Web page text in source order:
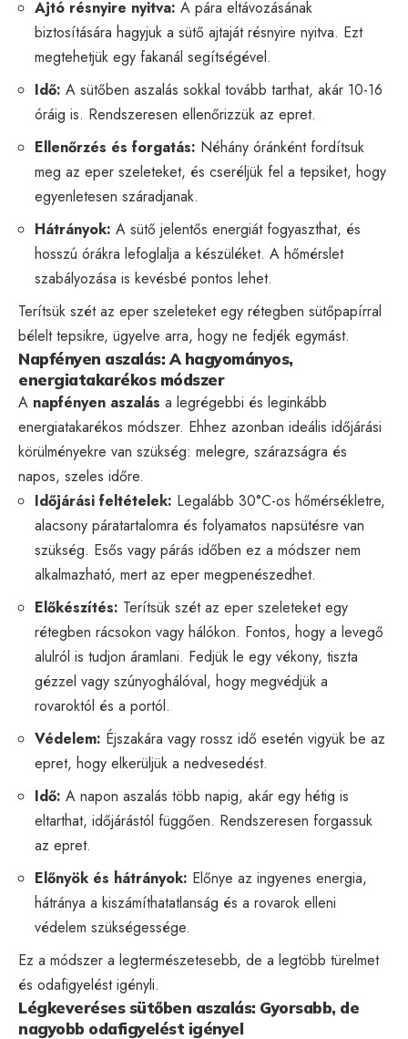
Ajtó résnyire nyitva: A pára eltávozásának
biztosítására hagyjuk a sütő ajtaját résnyire nyitva. Ezt
megtehetjük egy fakanál segítségével.
Idő: A sütőben aszalás sokkal tovább tarthat, akár 10-16
óráig is. Rendszeresen ellenőrizzük az epret.
Ellenőrzés és forgatás: Néhány óránként fordítsuk
meg az eper szeleteket, és cseréljük fel a tepsiket, hogy
egyenletesen száradjanak.
Hátrányok: A sütő jelentős energiát fogyaszthat, és
hosszú órákra lefoglalja a készüléket. A hőmérslet
szabályozása is kevésbé pontos lehet.
Terítsük szét az eper szeleteket egy rétegben sütőpapírral
bélelt tepsikre, ügyelve arra, hogy ne fedjék egymást.
Napfényen aszalás: A hagyományos,
energiatakarékos módszer
A napfényen aszalás a legrégebbi és leginkább
energiatakarékos módszer. Ehhez azonban ideális időjárási
körülményekre van szükség: melegre, szárazságra és
napos, szeles időre.
Időjárási feltételek: Legalább 30°C-os hőmérsékletre,
alacsony páratartalomra és folyamatos napsütésre van
szükség. Esős vagy párás időben ez a módszer nem
alkalmazható, mert az eper megpenészedhet.
Előkészítés: Terítsük szét az eper szeleteket egy
rétegben rácsokon vagy hálókon. Fontos, hogy a levegő
alulról is tudjon áramlani. Fedjük le egy vékony, tiszta
gézzel vagy szúnyoghálóval, hogy megvédjük a
rovaroktól és a portól.
Védelem: Éjszakára vagy rossz idő esetén vigyük be az
epret, hogy elkerüljük a nedvesedést.
Idő: A napon aszalás több napig, akár egy hétig is
eltarthat, időjárástól függően. Rendszeresen forgassuk
az epret.
Előnyök és hátrányok: Előnye az ingyenes energia,
hátránya a kiszámíthatatlanság és a rovarok elleni
védelem szükségessége.
Ez a módszer a legtermészetesebb, de a legtöbb türelmet
és odafigyelést igényli.
Légkeveréses sütőben aszalás: Gyorsabb, de
nagyobb odafigyelést igényel